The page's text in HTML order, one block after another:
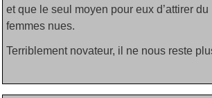
et que le seul moyen pour eux d’attirer
femmes nues.
Terriblement novateur, il ne nous reste